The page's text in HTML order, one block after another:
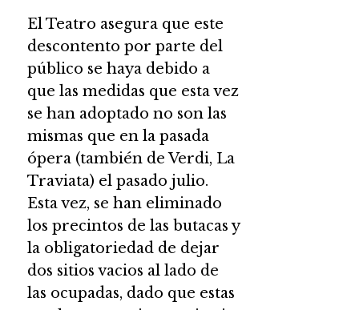
El Teatro asegura que este
descontento por parte del
público se haya debido a
que las medidas que esta vez
se han adoptado no son las
mismas que en la pasada
ópera (también de Verdi, La
Traviata) el pasado julio.
Esta vez, se han eliminado
los precintos de las butacas y
la obligatoriedad de dejar
dos sitios vacios al lado de
las ocupadas, dado que estas